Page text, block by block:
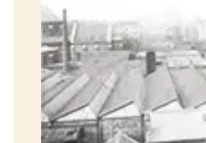
Le paysage médical
Le paysage guerrier
Reconnaissance militaire
Poliorcétique
Statistiques